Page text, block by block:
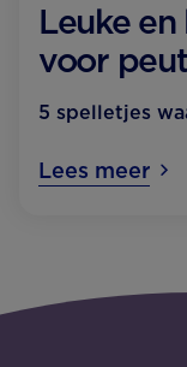
Leuke
voor
5 spelletjes
Lees meer